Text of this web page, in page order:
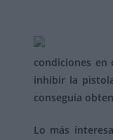
condiciones en
inhibir la
conseguia
Lo más